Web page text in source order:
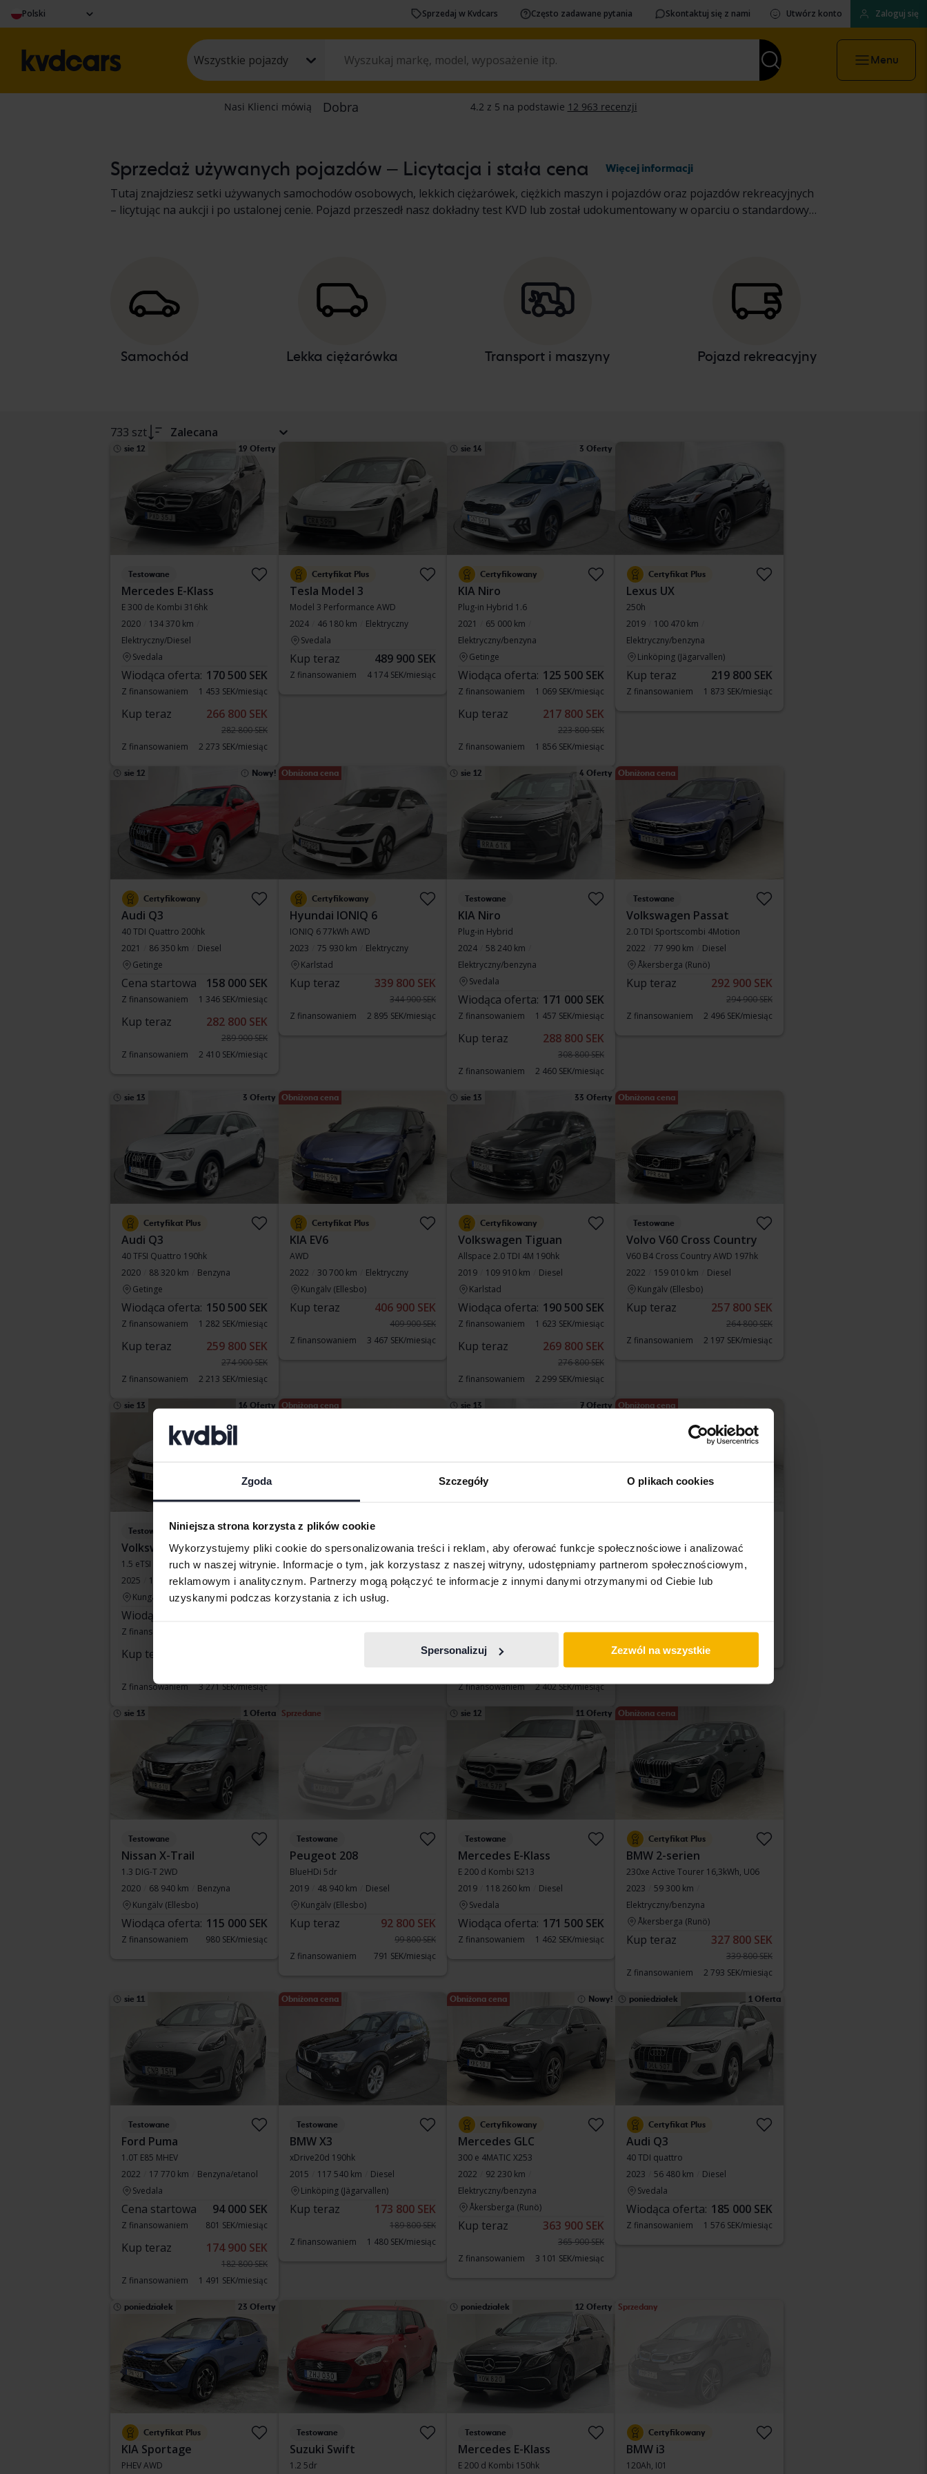
Zgoda Szczegóły O plikach cookies
Niniejsza strona korzysta z plików cookie
Wykorzystujemy pliki cookie do spersonalizowania treści i reklam, aby oferować funkcje społecznościowe i analizować
ruch w naszej witrynie. Informacje o tym, jak korzystasz z naszej witryny, udostępniamy partnerom społecznościowym,
reklamowym i analitycznym. Partnerzy mogą połączyć te informacje z innymi danymi otrzymanymi od Ciebie lub
uzyskanymi podczas korzystania z ich usług.
Spersonalizuj Zezwól na wszystkie
Polski Sprzedaj w Kvdcars Często zadawane pytania Skontaktuj się z nami Utwórz konto Zaloguj się
Wszystkie pojazdy Menu
Sprzedaż używanych pojazdów – Licytacja i stała cena Więcej informacji
Tutaj znajdziesz setki używanych samochodów osobowych, lekkich ciężarówek, ciężkich maszyn i pojazdów oraz pojazdów rekreacyjnych
– licytując na aukcji i po ustalonej cenie. Pojazd przeszedł nasz dokładny test KVD lub został udokumentowany w oparciu o standardowy
Samochód Lekka ciężarówka Transport i maszyny Pojazd rekreacyjny
733 szt Zalecana
sie 12 19 Oferty
Testowane
Mercedes E-Klass
E 300 de Kombi 316hk
2020
134 370 km
Elektryczny/Diesel
Svedala
Wiodąca oferta: 170 500 SEK
Z finansowaniem 1 453 SEK/miesiąc
Kup teraz 266 800 SEK
282 800 SEK
Z finansowaniem
2 273 SEK/miesiąc
Certyfikat Plus
Tesla Model 3
Model 3 Performance AWD
2024
46 180 km
Elektryczny
Svedala
Kup teraz 489 900 SEK
Z finansowaniem 4 174 SEK/miesiąc
sie 14 3 Oferty
Certyfikowany
KIA Niro
Plug-in Hybrid 1.6
2021
65 000 km
Elektryczny/benzyna
Getinge
Wiodąca oferta: 125 500 SEK
Z finansowaniem 1 069 SEK/miesiąc
Kup teraz 217 800 SEK
223 800 SEK
Z finansowaniem
1 856 SEK/miesiąc
Certyfikat Plus
Lexus UX
250h
2019
100 470 km
Elektryczny/benzyna
Linköping (Jägarvallen)
Kup teraz 219 800 SEK
Z finansowaniem 1 873 SEK/miesiąc
sie 12 Nowy!
Certyfikowany
Audi Q3
40 TDI Quattro 200hk
2021
86 350 km
Diesel
Getinge
Cena startowa 158 000 SEK
Z finansowaniem 1 346 SEK/miesiąc
Kup teraz 282 800 SEK
289 900 SEK
Z finansowaniem
2 410 SEK/miesiąc
Obniżona cena
Certyfikowany
Hyundai IONIQ 6
IONIQ 6 77kWh AWD
2023
75 930 km
Elektryczny
Karlstad
Kup teraz 339 800 SEK
344 900 SEK
Z finansowaniem
2 895 SEK/miesiąc
sie 12 4 Oferty
Testowane
KIA Niro
Plug-in Hybrid
2024
58 240 km
Elektryczny/benzyna
Svedala
Wiodąca oferta: 171 000 SEK
Z finansowaniem 1 457 SEK/miesiąc
Kup teraz 288 800 SEK
308 800 SEK
Z finansowaniem
2 460 SEK/miesiąc
Obniżona cena
Testowane
Volkswagen Passat
2.0 TDI Sportscombi 4Motion
2022
77 990 km
Diesel
Åkersberga (Runö)
Kup teraz 292 900 SEK
294 900 SEK
Z finansowaniem
2 496 SEK/miesiąc
sie 13 3 Oferty
Certyfikat Plus
Audi Q3
40 TFSI Quattro 190hk
2020
88 320 km
Benzyna
Getinge
Wiodąca oferta: 150 500 SEK
Z finansowaniem 1 282 SEK/miesiąc
Kup teraz 259 800 SEK
274 900 SEK
Z finansowaniem
2 213 SEK/miesiąc
Obniżona cena
Certyfikat Plus
KIA EV6
AWD
2022
30 700 km
Elektryczny
Kungälv (Ellesbo)
Kup teraz 406 900 SEK
409 900 SEK
Z finansowaniem
3 467 SEK/miesiąc
sie 13 33 Oferty
Certyfikowany
Volkswagen Tiguan
Allspace 2.0 TDI 4M 190hk
2019
109 910 km
Diesel
Karlstad
Wiodąca oferta: 190 500 SEK
Z finansowaniem 1 623 SEK/miesiąc
Kup teraz 269 800 SEK
276 800 SEK
Z finansowaniem
2 299 SEK/miesiąc
Obniżona cena
Testowane
Volvo V60 Cross Country
V60 B4 Cross Country AWD 197hk
2022
159 010 km
Diesel
Kungälv (Ellesbo)
Kup teraz 257 800 SEK
264 800 SEK
Z finansowaniem
2 197 SEK/miesiąc
sie 13 16 Oferty
Testowane
Volkswagen Passat
1.5 eTSI Sportscombi
2025
10 870 km
Benzyna
Kungälv (Ellesbo)
Wiodąca oferta:
Z finansowaniem
Kup teraz
Z finansowaniem
3 271 SEK/miesiąc
Obniżona cena
Testowane
Volvo V40
T2
2017
93 680 km
Benzyna
Kungälv (Ellesbo)
1 327 SEK/miesiąc
sie 13 7 Oferty
Volvo XC40
D4 AWD 190hk
2019
134 140 km
Diesel
1 388 SEK/miesiąc
Kup teraz
294 900 SEK
Z finansowaniem
2 402 SEK/miesiąc
Obniżona cena
KIA EV6
AWD
2023
34 900 km
Elektryczny
394 900 SEK
Z finansowaniem
3 322 SEK/miesiąc
sie 13 1 Oferta
Testowane
Nissan X-Trail
1.3 DIG-T 2WD
2020
68 940 km
Benzyna
Kungälv (Ellesbo)
Wiodąca oferta: 115 000 SEK
Z finansowaniem 980 SEK/miesiąc
Sprzedane
Testowane
Peugeot 208
BlueHDi 5dr
2019
48 940 km
Diesel
Kungälv (Ellesbo)
Kup teraz 92 800 SEK
99 800 SEK
Z finansowaniem
791 SEK/miesiąc
sie 12 11 Oferty
Testowane
Mercedes E-Klass
E 200 d Kombi S213
2019
118 260 km
Diesel
Svedala
Wiodąca oferta: 171 500 SEK
Z finansowaniem 1 462 SEK/miesiąc
Obniżona cena
Certyfikat Plus
BMW 2-serien
230xe Active Tourer 16,3kWh, U06
2023
59 300 km
Elektryczny/benzyna
Åkersberga (Runö)
Kup teraz 327 800 SEK
339 800 SEK
Z finansowaniem
2 793 SEK/miesiąc
sie 11
Testowane
Ford Puma
1.0T E85 MHEV
2022
17 770 km
Benzyna/etanol
Svedala
Cena startowa 94 000 SEK
Z finansowaniem 801 SEK/miesiąc
Kup teraz 174 900 SEK
182 800 SEK
Z finansowaniem
1 491 SEK/miesiąc
Obniżona cena
Testowane
BMW X3
xDrive20d 190hk
2015
117 540 km
Diesel
Linköping (Jägarvallen)
Kup teraz 173 800 SEK
189 800 SEK
Z finansowaniem
1 480 SEK/miesiąc
Obniżona cena Nowy!
Certyfikowany
Mercedes GLC
300 e 4MATIC X253
2022
92 230 km
Elektryczny/benzyna
Åkersberga (Runö)
Kup teraz 363 900 SEK
365 900 SEK
Z finansowaniem
3 101 SEK/miesiąc
poniedziałek 1 Oferta
Certyfikat Plus
Audi Q3
40 TDI quattro
2023
56 480 km
Diesel
Svedala
Wiodąca oferta: 185 000 SEK
Z finansowaniem 1 576 SEK/miesiąc
poniedziałek 23 Oferty
Certyfikat Plus
KIA Sportage
PHEV AWD
Testowane
Suzuki Swift
1.2 5dr
poniedziałek 12 Oferty
Testowane
Mercedes E-Klass
E 200 d Kombi 150hk
Sprzedany
Certyfikowany
BMW i3
120Ah, I01